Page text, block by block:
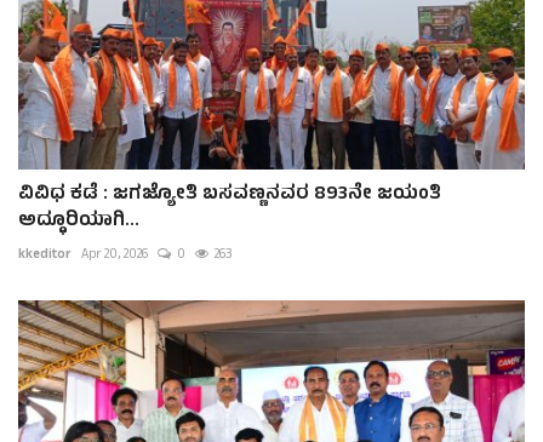
ವಿವಿಧ ಕಡೆ : ಜಗಜ್ಯೋತಿ ಬಸವಣ್ಣನವರ 893ನೇ ಜಯಂತಿ
ಅದ್ಧೂರಿಯಾಗಿ...
kkeditor Apr 20, 2026 0 263